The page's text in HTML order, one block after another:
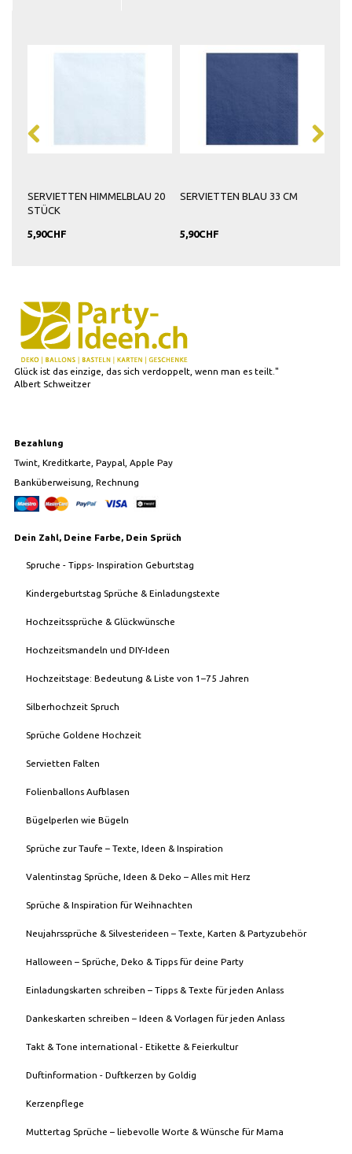
SERVIETTEN HIMMELBLAU 20
STÜCK
5,90CHF
SERVIETTEN BLAU 33 CM
5,90CHF
Glück ist das einzige, das sich verdoppelt, wenn man es teilt."
Albert Schweitzer
Bezahlung
Twint, Kreditkarte, Paypal, Apple Pay
Banküberweisung, Rechnung
Dein Zahl, Deine Farbe, Dein Sprüch
Spruche - Tipps- Inspiration Geburtstag
Kindergeburtstag Sprüche & Einladungstexte
Hochzeitssprüche & Glückwünsche
Hochzeitsmandeln und DIY-Ideen
Hochzeitstage: Bedeutung & Liste von 1–75 Jahren
Silberhochzeit Spruch
Sprüche Goldene Hochzeit
Servietten Falten
Folienballons Aufblasen
Bügelperlen wie Bügeln
Sprüche zur Taufe – Texte, Ideen & Inspiration
Valentinstag Sprüche, Ideen & Deko – Alles mit Herz
Sprüche & Inspiration für Weihnachten
Neujahrssprüche & Silvesterideen – Texte, Karten & Partyzubehör
Halloween – Sprüche, Deko & Tipps für deine Party
Einladungskarten schreiben – Tipps & Texte für jeden Anlass
Dankeskarten schreiben – Ideen & Vorlagen für jeden Anlass
Takt & Tone international - Etikette & Feierkultur
Duftinformation - Duftkerzen by Goldig
Kerzenpflege
Muttertag Sprüche – liebevolle Worte & Wünsche für Mama